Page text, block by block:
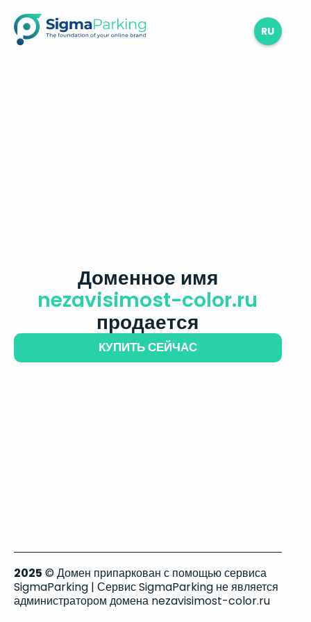
RU
Доменное имя
nezavisimost-color.ru
продается
КУПИТЬ СЕЙЧАС
2025 © Домен припаркован с помощью сервиса
SigmaParking | Сервис SigmaParking не является
администратором домена nezavisimost-color.ru